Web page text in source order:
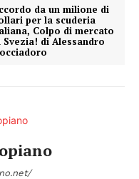
da un milione di
per la scuderia
Colpo di mercato
Svezia! di Alessandro